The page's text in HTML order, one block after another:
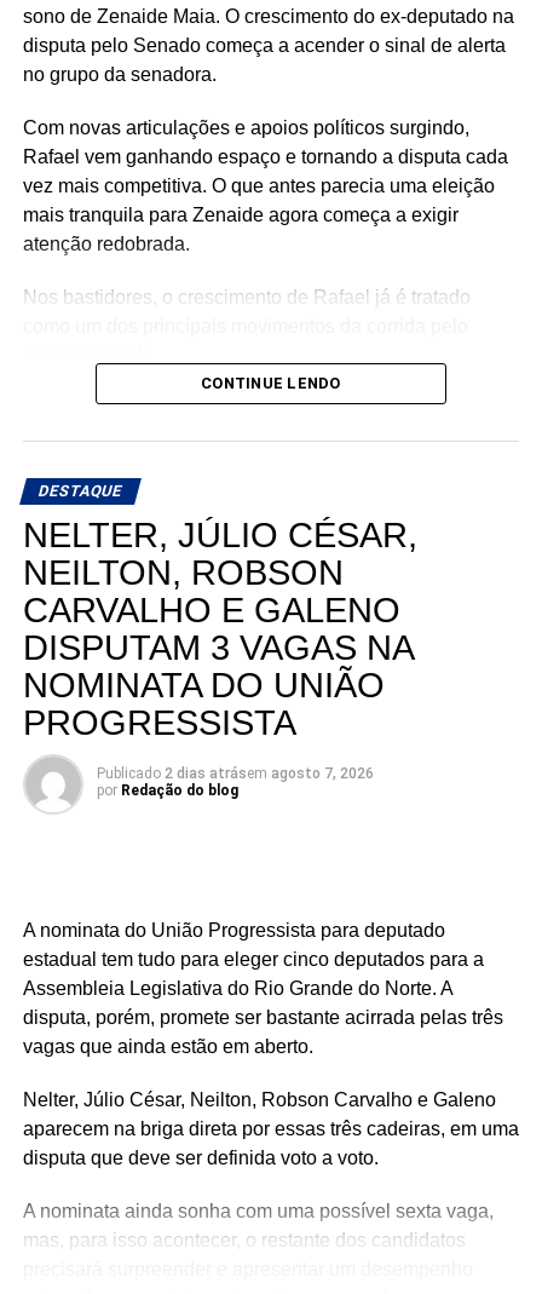
sono de Zenaide Maia. O crescimento do ex-deputado na
disputa pelo Senado começa a acender o sinal de alerta
no grupo da senadora.
Com novas articulações e apoios políticos surgindo,
Rafael vem ganhando espaço e tornando a disputa cada
vez mais competitiva. O que antes parecia uma eleição
mais tranquila para Zenaide agora começa a exigir
atenção redobrada.
Nos bastidores, o crescimento de Rafael já é tratado
CONTINUE LENDO
DESTAQUE
NELTER, JÚLIO CÉSAR,
NEILTON, ROBSON
CARVALHO E GALENO
DISPUTAM 3 VAGAS NA
NOMINATA DO UNIÃO
PROGRESSISTA
Publicado 2 dias atrásem agosto 7, 2026
por Redação do blog
A nominata do União Progressista para deputado
estadual tem tudo para eleger cinco deputados para a
Assembleia Legislativa do Rio Grande do Norte. A
disputa, porém, promete ser bastante acirrada pelas três
vagas que ainda estão em aberto.
Nelter, Júlio César, Neilton, Robson Carvalho e Galeno
aparecem na briga direta por essas três cadeiras, em uma
disputa que deve ser definida voto a voto.
A nominata ainda sonha com uma possível sexta vaga,
mas, para isso acontecer, o restante dos candidatos